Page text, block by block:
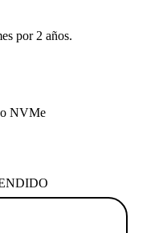
por 2 años.
NVMe